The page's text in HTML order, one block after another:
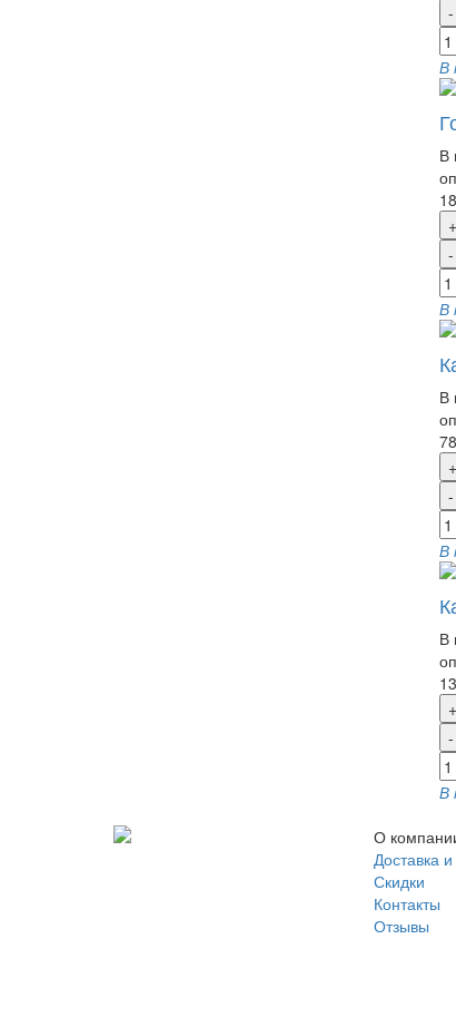
-
В
В
+
-
В
В
+
-
В
В
+
-
В
О
Доставка
Скидки
Контакты
Отзывы